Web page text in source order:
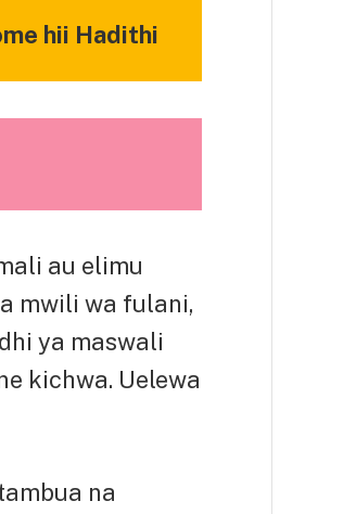
hii Hadithi
au elimu
mwili wa fulani,
ya maswali
kichwa. Uelewa
na